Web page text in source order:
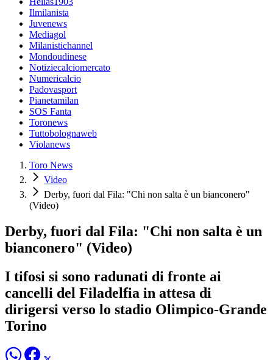
Ilmilanista
Juvenews
Mediagol
Milanistichannel
Mondoudinese
Notiziecalciomercato
Numericalcio
Padovasport
Pianetamilan
SOS Fanta
Toronews
Tuttobolognaweb
Violanews
Toro News
Video
Derby, fuori dal Fila: "Chi non salta è un bianconero"
(Video)
Derby, fuori dal Fila: "Chi non salta è un
bianconero" (Video)
I tifosi si sono radunati di fronte ai
cancelli del Filadelfia in attesa di
dirigersi verso lo stadio Olimpico-Grande
Torino